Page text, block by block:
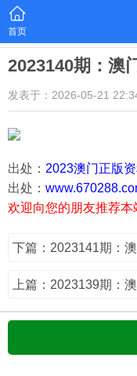
首页
2023140期：澳
发表于：2026-05-21
出处： 2023澳门正版
出处：
欢迎向您的朋友推荐本
下篇：2023141期：
上篇：2023139期：